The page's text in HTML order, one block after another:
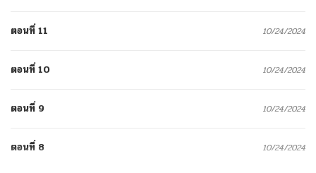
ตอนที่ 11 10/24/2024
ตอนที่ 10 10/24/2024
ตอนที่ 9 10/24/2024
ตอนที่ 8 10/24/2024